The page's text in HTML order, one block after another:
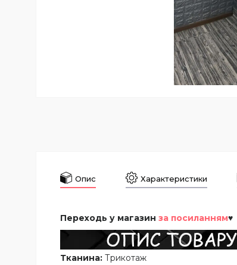
Опис Характеристики
Переходь у магазин за посиланням♥
Тканина: Трикотаж